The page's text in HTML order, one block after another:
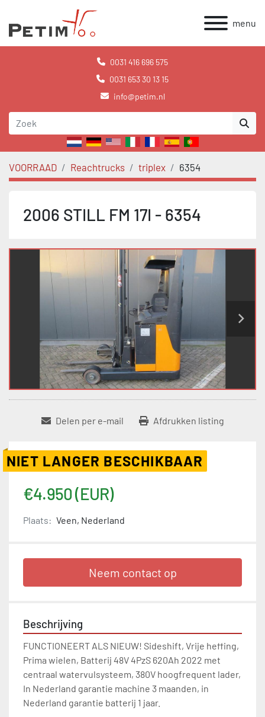
menu
0031 416 696 575
0031 653 30 13 15
info@petim.nl
VOORRAAD Reachtrucks triplex 6354
2006 STILL FM 17I - 6354
Delen per e-mail Afdrukken listing
NIET LANGER BESCHIKBAAR
€4.950 (EUR)
Plaats: Veen, Nederland
Neem contact op
Beschrijving
FUNCTIONEERT ALS NIEUW! Sideshift, Vrije heffing,
Prima wielen, Batterij 48V 4PzS 620Ah 2022 met
centraal watervulsysteem, 380V hoogfrequent lader,
In Nederland garantie machine 3 maanden, in
Nederland garantie batterij 1 jaar.